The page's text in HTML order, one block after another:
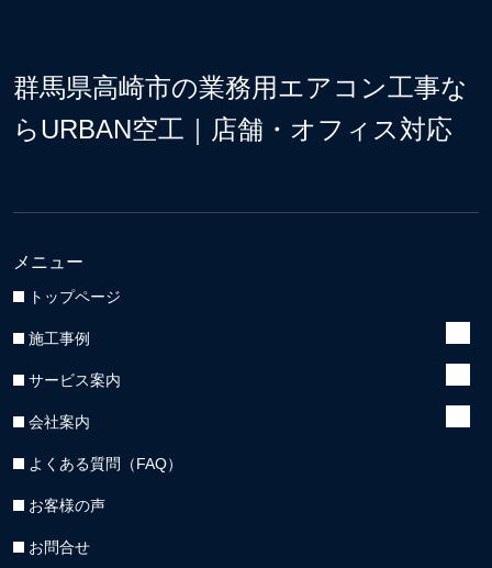
群馬県高崎市の業務用エアコン工事な
らURBAN空工｜店舗・オフィス対応
メニュー
トップページ
施工事例
サービス案内
会社案内
よくある質問（FAQ）
お客様の声
お問合せ